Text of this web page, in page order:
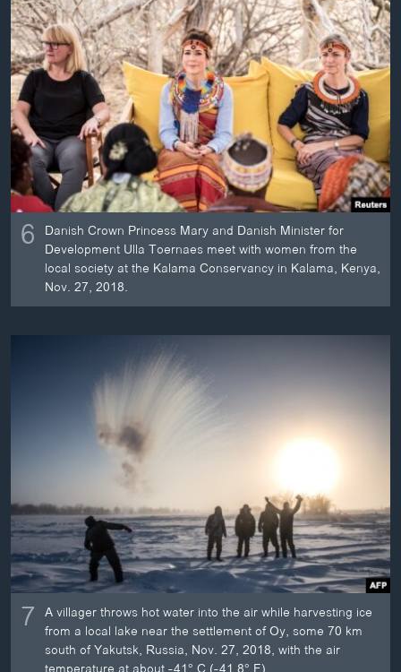
6 Danish Crown Princess Mary and Danish Minister for
Development Ulla Toernaes meet with women from the
local society at the Kalama Conservancy in Kalama, Kenya,
Nov. 27, 2018.
7 A villager throws hot water into the air while harvesting ice
from a local lake near the settlement of Oy, some 70 km
south of Yakutsk, Russia, Nov. 27, 2018, with the air